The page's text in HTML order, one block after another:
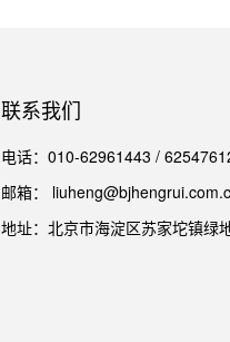
联系我们
电话：010-62961443 /
邮箱：
地址：北京市海淀区苏家坨镇绿